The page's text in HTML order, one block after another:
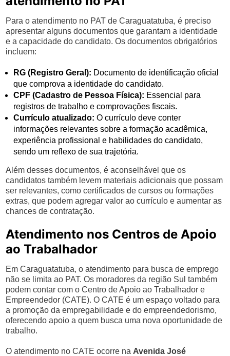
Para o atendimento no PAT de Caraguatatuba, é preciso
apresentar alguns documentos que garantam a identidade
e a capacidade do candidato. Os documentos obrigatórios
incluem:
RG (Registro Geral): Documento de identificação oficial
que comprova a identidade do candidato.
CPF (Cadastro de Pessoa Física): Essencial para
registros de trabalho e comprovações fiscais.
Currículo atualizado: O currículo deve conter
informações relevantes sobre a formação acadêmica,
experiência profissional e habilidades do candidato,
sendo um reflexo de sua trajetória.
Além desses documentos, é aconselhável que os
candidatos também levem materiais adicionais que possam
ser relevantes, como certificados de cursos ou formações
extras, que podem agregar valor ao currículo e aumentar as
chances de contratação.
Atendimento nos Centros de Apoio
ao Trabalhador
Em Caraguatatuba, o atendimento para busca de emprego
não se limita ao PAT. Os moradores da região Sul também
podem contar com o Centro de Apoio ao Trabalhador e
Empreendedor (CATE). O CATE é um espaço voltado para
a promoção da empregabilidade e do empreendedorismo,
oferecendo apoio a quem busca uma nova oportunidade de
trabalho.
O atendimento no CATE ocorre na Avenida José